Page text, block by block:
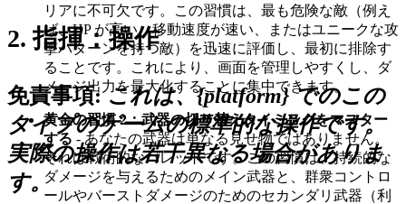
2. 指揮：操作
免責事項: これは、{platform} でのこの
タイプのゲームの標準的な操作です。
実際の操作は若干異なる場合がありま
す。
リアに不可欠です。この習慣は、最も危険な敵（例え
ば、HP が高い、移動速度が速い、またはユニークな攻
撃パターンを持つ敵）を迅速に評価し、最初に排除す
ることです。これにより、画面を管理しやすくし、ダ
メージ出力を最大化することに集中できます。
黄金の習慣 2：武器の切り替えタイミングをマスター
する - あなたの武器は単なる見せ物ではありません。
それは戦術的なパレットです。この習慣は、持続的な
ダメージを与えるためのメイン武器と、群衆コントロ
ールやバーストダメージのためのセカンダリ武器（利